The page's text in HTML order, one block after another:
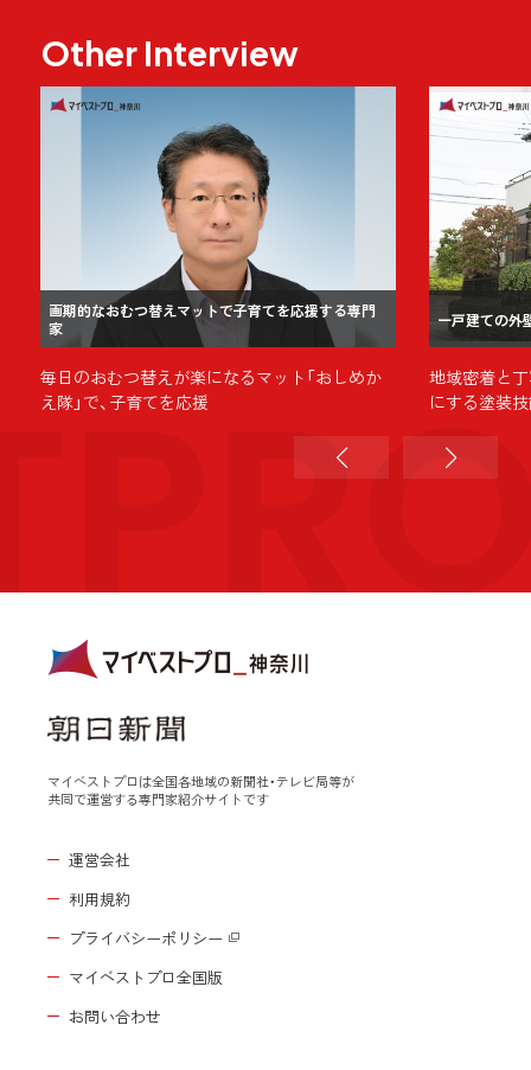
Other Interview
画期的なおむつ替えマットで子育てを応援する専門
家
毎日のおむつ替えが楽になるマット「おしめか
え隊」で、子育てを応援
一戸建ての外
地域密着と
にする塗装
マイベストプロは全国各地域の新聞社・テレビ局等が
共同で運営する専門家紹介サイトです
運営会社
利用規約
プライバシーポリシー
マイベストプロ全国版
お問い合わせ